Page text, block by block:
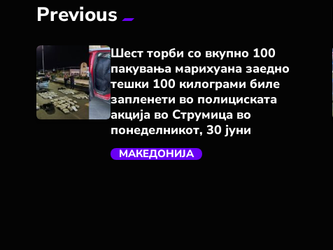
Previous
Шест торби со вкупно 100
пакувања марихуана заедно
тешки 100 килограми биле
запленети во полициската
акција во Струмица во
понеделникот, 30 јуни
МАКЕДОНИЈА